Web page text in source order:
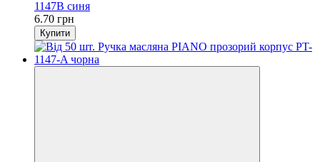
1147B синя
6.70 грн
Купити